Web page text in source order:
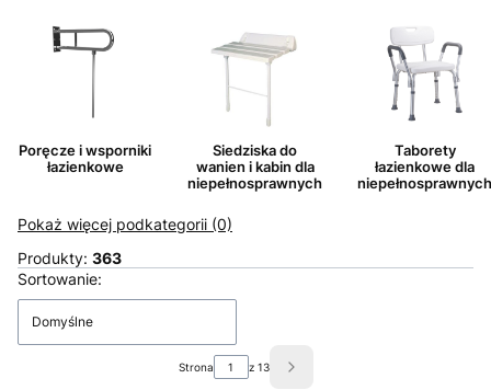
Poręcze i wsporniki
łazienkowe
Siedziska do
wanien i kabin dla
niepełnosprawnych
Taborety
łazienkowe dla
niepełnosprawnych
Pokaż więcej podkategorii (0)
Produkty: 363
Lista produktów
Sortowanie:
Domyślne
Strona z 13
Następne produkty